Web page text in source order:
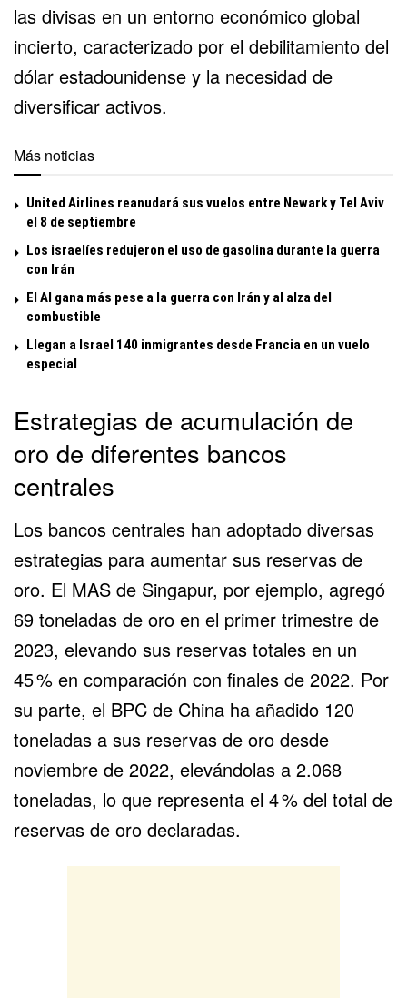
las divisas en un entorno económico global
incierto, caracterizado por el debilitamiento del
dólar estadounidense y la necesidad de
diversificar activos.
Más noticias
United Airlines reanudará sus vuelos entre Newark y Tel Aviv
el 8 de septiembre
Los israelíes redujeron el uso de gasolina durante la guerra
con Irán
El Al gana más pese a la guerra con Irán y al alza del
combustible
Llegan a Israel 140 inmigrantes desde Francia en un vuelo
especial
Estrategias de acumulación de
oro de diferentes bancos
centrales
Los bancos centrales han adoptado diversas
estrategias para aumentar sus reservas de
oro. El MAS de Singapur, por ejemplo, agregó
69 toneladas de oro en el primer trimestre de
2023, elevando sus reservas totales en un
45 % en comparación con finales de 2022. Por
su parte, el BPC de China ha añadido 120
toneladas a sus reservas de oro desde
noviembre de 2022, elevándolas a 2.068
toneladas, lo que representa el 4 % del total de
reservas de oro declaradas.